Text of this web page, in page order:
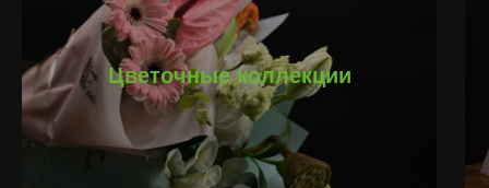
Цветочные коллекции